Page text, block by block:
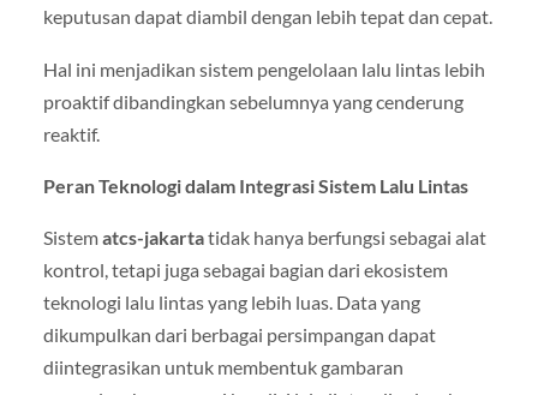
keputusan dapat diambil dengan lebih tepat dan cepat.
Hal ini menjadikan sistem pengelolaan lalu lintas lebih
proaktif dibandingkan sebelumnya yang cenderung
reaktif.
Peran Teknologi dalam Integrasi Sistem Lalu Lintas
Sistematcs-jakartatidak hanya berfungsi sebagai alat
kontrol, tetapi juga sebagai bagian dari ekosistem
teknologi lalu lintas yang lebih luas. Data yang
dikumpulkan dari berbagai persimpangan dapat
diintegrasikan untuk membentuk gambaran